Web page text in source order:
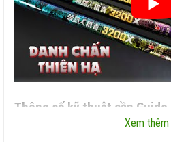
Thông số kỹ thuật cần Guide
Xem thêm